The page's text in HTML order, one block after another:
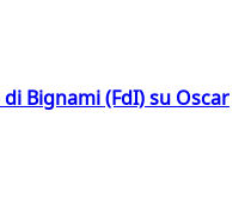
Bignami (FdI) su Oscar